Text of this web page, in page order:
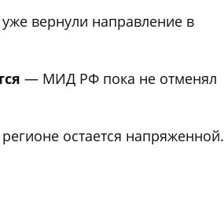
вернули направление в
— МИД РФ пока не отменял
остается напряженной.